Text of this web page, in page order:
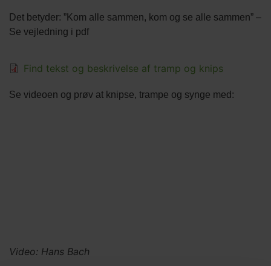
Det betyder: ”Kom alle sammen, kom og se alle sammen” –
Se vejledning i pdf
Find tekst og beskrivelse af tramp og knips
Beskrivelse
Se videoen og prøv at knipse, trampe og synge med:
Video
Video: Hans Bach